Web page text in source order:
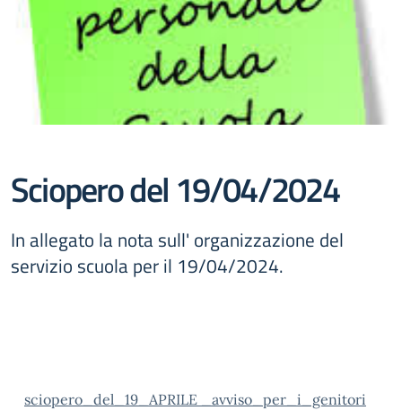
Sciopero del 19/04/2024
In allegato la nota sull' organizzazione del
servizio scuola per il 19/04/2024.
sciopero_del_19_APRILE _avviso_per_i_genitori